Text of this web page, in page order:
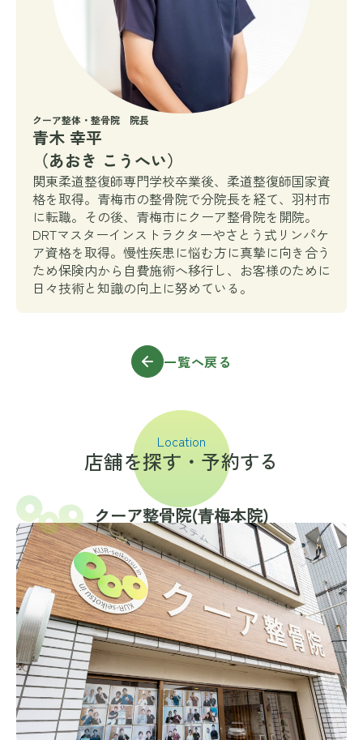
クーア整体・整骨院 院長
青木 幸平
（あおき こうへい）
関東柔道整復師専門学校卒業後、柔道整復師国家資
格を取得。青梅市の整骨院で分院長を経て、羽村市
に転職。その後、青梅市にクーア整骨院を開院。
DRTマスターインストラクターやさとう式リンパケ
ア資格を取得。慢性疾患に悩む方に真摯に向き合う
ため保険内から自費施術へ移行し、お客様のために
日々技術と知識の向上に努めている。
一覧へ戻る
Location
店舗を探す・予約する
クーア整骨院(⻘梅本院)